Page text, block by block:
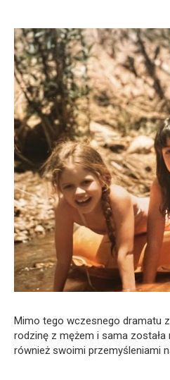
Mimo tego wczesnego dramatu
rodzinę z mężem i sama została
również swoimi przemyśleniami